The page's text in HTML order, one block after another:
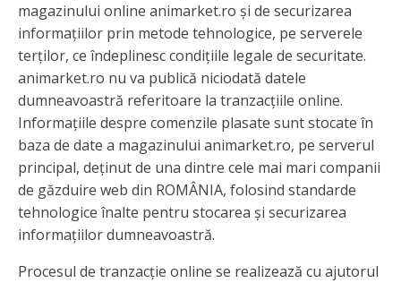
magazinului online animarket.ro și de securizarea
informațiilor prin metode tehnologice, pe serverele
terților, ce îndeplinesc condițiile legale de securitate.
animarket.ro nu va publică niciodată datele
dumneavoastră referitoare la tranzacțiile online.
Informațiile despre comenzile plasate sunt stocate în
baza de date a magazinului animarket.ro, pe serverul
principal, deținut de una dintre cele mai mari companii
de găzduire web din ROMÂNIA, folosind standarde
tehnologice înalte pentru stocarea și securizarea
informațiilor dumneavoastră.
Procesul de tranzacție online se realizează cu ajutorul